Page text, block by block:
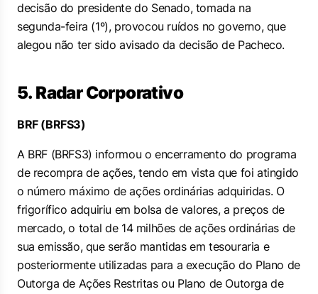
decisão do presidente do Senado, tomada na
segunda-feira (1º), provocou ruídos no governo, que
alegou não ter sido avisado da decisão de Pacheco.
5. Radar Corporativo
BRF (BRFS3)
A BRF (BRFS3) informou o encerramento do programa
de recompra de ações, tendo em vista que foi atingido
o número máximo de ações ordinárias adquiridas. O
frigorífico adquiriu em bolsa de valores, a preços de
mercado, o total de 14 milhões de ações ordinárias de
sua emissão, que serão mantidas em tesouraria e
posteriormente utilizadas para a execução do Plano de
Outorga de Ações Restritas ou Plano de Outorga de